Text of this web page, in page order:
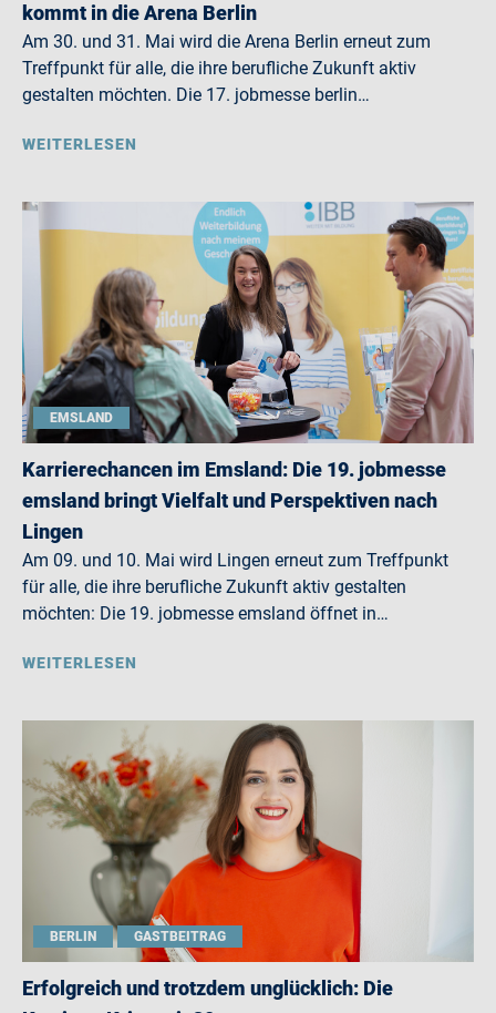
kommt in die Arena Berlin
Am 30. und 31. Mai wird die Arena Berlin erneut zum
Treffpunkt für alle, die ihre berufliche Zukunft aktiv
gestalten möchten. Die 17. jobmesse berlin…
WEITERLESEN
EMSLAND
Karrierechancen im Emsland: Die 19. jobmesse
emsland bringt Vielfalt und Perspektiven nach
Lingen
Am 09. und 10. Mai wird Lingen erneut zum Treffpunkt
für alle, die ihre berufliche Zukunft aktiv gestalten
möchten: Die 19. jobmesse emsland öffnet in…
WEITERLESEN
BERLIN GASTBEITRAG
Erfolgreich und trotzdem unglücklich: Die